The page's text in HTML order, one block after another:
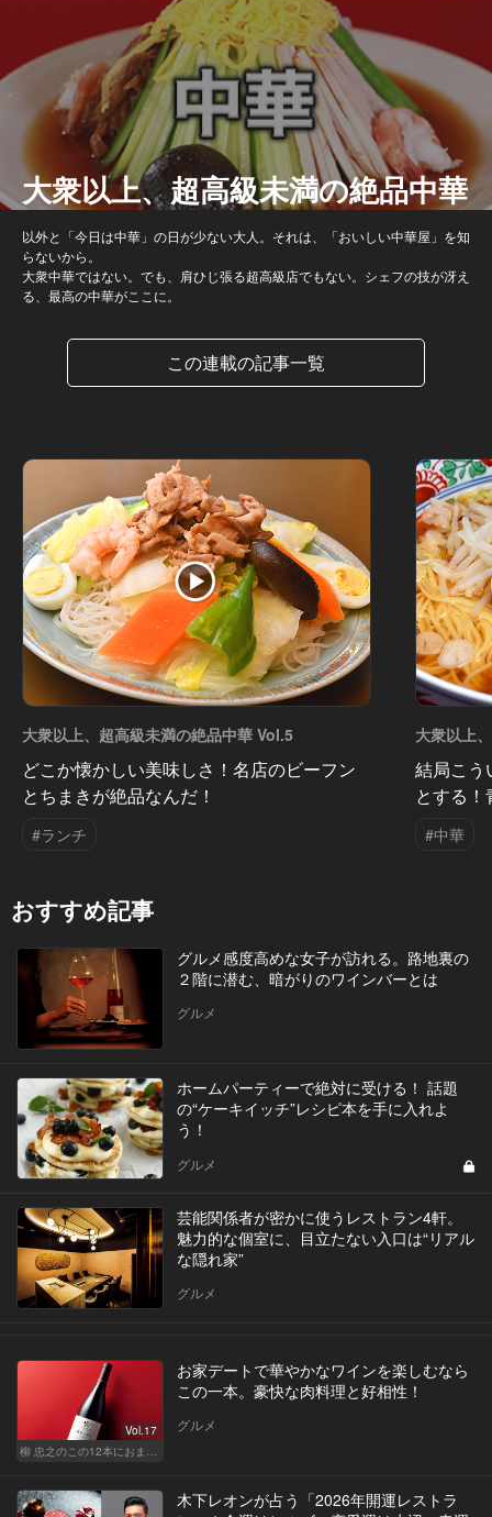
大衆以上、超高級未満の絶品中華
以外と「今日は中華」の日が少ない大人。それは、「おいしい中華屋」を知
らないから。
大衆中華ではない。でも、肩ひじ張る超高級店でもない。シェフの技が冴え
る、最高の中華がここに。
この連載の記事一覧
大衆以上、超高級未満の絶品中華 Vol.5
どこか懐かしい美味しさ！名店のビーフン
とちまきが絶品なんだ！
#ランチ
大衆以上
結局こう
とする
#中華
おすすめ記事
グルメ感度高めな女子が訪れる。路地裏の
２階に潜む、暗がりのワインバーとは
グルメ
ホームパーティーで絶対に受ける！ 話題
の“ケーキイッチ”レシピ本を手に入れよ
う！
グルメ
芸能関係者が密かに使うレストラン4軒。
魅力的な個室に、目立たない入口は“リアル
な隠れ家”
グルメ
Vol.17
お家デートで華やかなワインを楽しむなら
この一本。豪快な肉料理と好相性！
グルメ
木下レオンが占う「2026年開運レストラ